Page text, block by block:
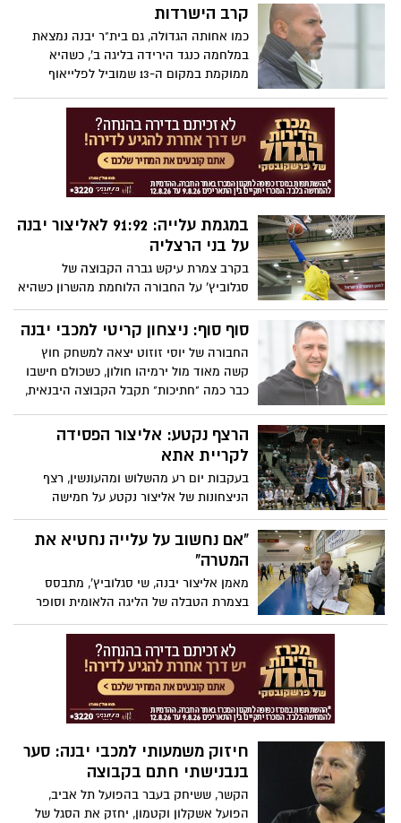
נשארים ליגה. מי היה מאמין?
קרב הישרדות
כמו אחותה הגדולה, גם בית"ר יבנה נמצאת
במלחמה כנגד הירידה בליגה ב', כשהיא
ממוקמת במקום ה-13 שמוביל לפלייאוף
הניצחון על לוד וכעת הקבוצה יוצאת למשימה
חשובה מול קריית גת. שי חג'ג': "נדאג להשאיר
את מלוא הנקודות אצלנו"
במגמת עלייה: 91:92 לאליצור יבנה
על בני הרצליה
בקרב צמרת עיקש גברה הקבוצה של
סגלוביץ' על החבורה הלוחמת מהשרון כשהיא
נעזרת במשחק שיא של אלעד הופמן שקלע
לא פחות מ-30 נקודות ללא החטאה מהשלוש.
סוף סוף: ניצחון קריטי למכבי יבנה
החבורה של יוסי זוזוט יצאה למשחק חוץ
קשה מאוד מול ירמיהו חולון, כשכולם חישבו
כבר כמה "חתיכות" תקבל הקבוצה היבנאית,
והתקרבה לחוף מבטחים
הרצף נקטע: אליצור הפסידה
לקריית אתא
בעקבות יום רע מהשלוש ומהעונשין, רצף
הניצחונות של אליצור נקטע על חמישה
ניצחונות. מולינגס הוביל את קלעי הקבוצה
עם 25 נקודות. ביום שלישי הבא אליצור תארח
את בני הרצליה לקרב צמרת
"אם נחשוב על עלייה נחטיא את
המטרה"
מאמן אליצור יבנה, שי סגלוביץ', מתבסס
בצמרת הטבלה של הליגה הלאומית וסופר
כבר חמישה ניצחונות ליגה רצופים. אחרי
ה-80:91 המרשים על אליצור נתניה השבוע,
המאמן מרשה לעצמו לחייך: "רוצים להמשיך
לרכב על גל המומנטום החיובי", אך באותה
נשימה גם מוריד את הציפיות: "ליגה קשה
ושוויונית" וגם: איך הוא התחבר לעיר יבנה?
חיזוק משמעותי למכבי יבנה: סער
בנבנישתי חתם בקבוצה
הקשר, ששיחק בעבר בהפועל תל אביב,
הפועל אשקלון וקטמון, יחזק את הסגל של